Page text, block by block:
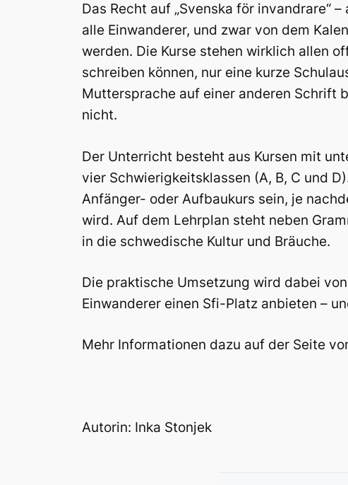
Das Recht auf „Svenska för invandrare“
alle Einwanderer, und zwar von dem
werden. Die Kurse stehen wirklich allen
schreiben können, nur eine kurze
Muttersprache auf einer anderen Schrift
nicht.
Der Unterricht besteht aus Kursen mit
vier Schwierigkeitsklassen (A, B, C und
Anfänger- oder Aufbaukurs sein, je
wird. Auf dem Lehrplan steht neben
in die schwedische Kultur und Bräuche.
Die praktische Umsetzung wird dabei
Einwanderer einen Sfi-Platz anbieten –
Mehr Informationen dazu auf der Seite
Autorin: Inka Stonjek